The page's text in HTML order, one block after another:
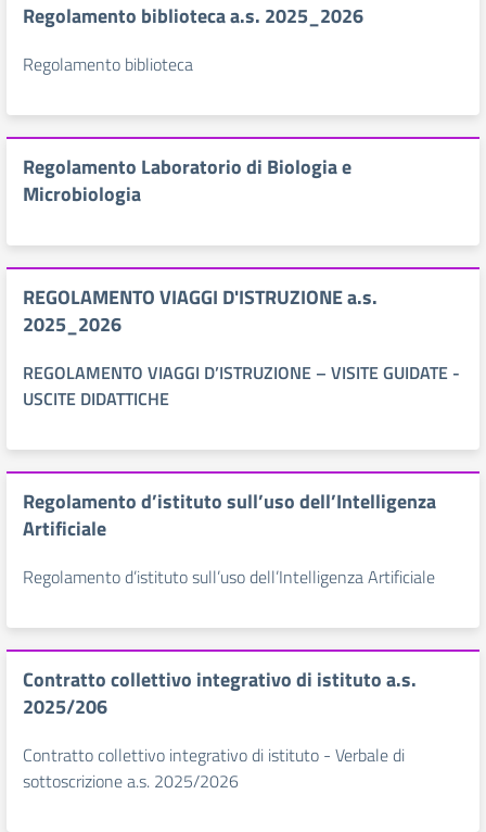
Regolamento biblioteca a.s. 2025_2026
Regolamento biblioteca
Regolamento Laboratorio di Biologia e
Microbiologia
REGOLAMENTO VIAGGI D'ISTRUZIONE a.s.
2025_2026
REGOLAMENTO VIAGGI D’ISTRUZIONE – VISITE GUIDATE -
USCITE DIDATTICHE
Regolamento d’istituto sull’uso dell’Intelligenza
Artificiale
Regolamento d’istituto sull’uso dell’Intelligenza Artificiale
Contratto collettivo integrativo di istituto a.s.
2025/206
Contratto collettivo integrativo di istituto - Verbale di
sottoscrizione a.s. 2025/2026